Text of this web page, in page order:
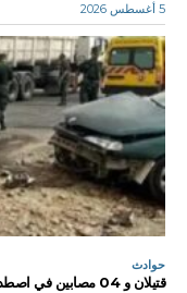
5 أغسطس 2026
حوادث
قتيلان و 04 مصابين في اصطدام بين سيارتين بمعسكر